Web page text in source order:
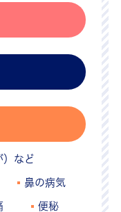
）など
鼻の病気
便秘